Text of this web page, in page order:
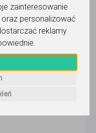
zainteresowanie
oraz personalizować
reklamy
.